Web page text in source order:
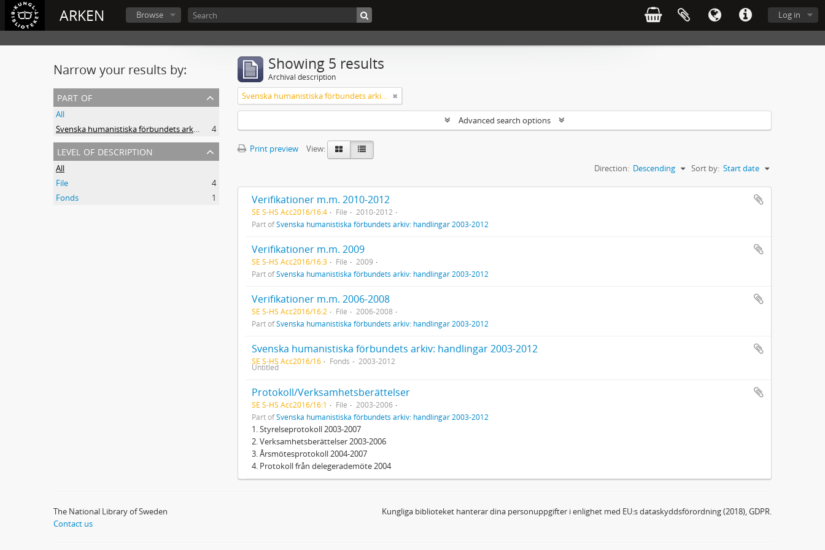
ARKEN Log in
Browse
Narrow your results by:
part of
All
Svenska humanistiska förbundets arkiv: handlingar 2003-2012
4
level of description
All
File
4
Fonds
1
Showing 5 results
Archival description
Svenska humanistiska förbundets arkiv: handlingar 2003-2012
Advanced search options
Print preview
View:
Sort by: Start date
Direction: Descending
Verifikationer m.m. 2010-2012
SE S-HS Acc2016/16:4 File
2010-2012
Part ofSvenska humanistiska förbundets arkiv: handlingar 2003-2012
Verifikationer m.m. 2009
SE S-HS Acc2016/16:3 File
2009
Part ofSvenska humanistiska förbundets arkiv: handlingar 2003-2012
Verifikationer m.m. 2006-2008
SE S-HS Acc2016/16:2 File
2006-2008
Part ofSvenska humanistiska förbundets arkiv: handlingar 2003-2012
Svenska humanistiska förbundets arkiv: handlingar 2003-2012
SE S-HS Acc2016/16 Fonds 2003-2012
Untitled
Protokoll/Verksamhetsberättelser
SE S-HS Acc2016/16:1 File
2003-2006
Part ofSvenska humanistiska förbundets arkiv: handlingar 2003-2012
1. Styrelseprotokoll 2003-2007
2. Verksamhetsberättelser 2003-2006
3. Årsmötesprotokoll 2004-2007
4. Protokoll från delegerademöte 2004
The National Library of Sweden
Contact us
Kungliga biblioteket hanterar dina personuppgifter i enlighet med EU:s dataskyddsförordning (2018), GDPR.